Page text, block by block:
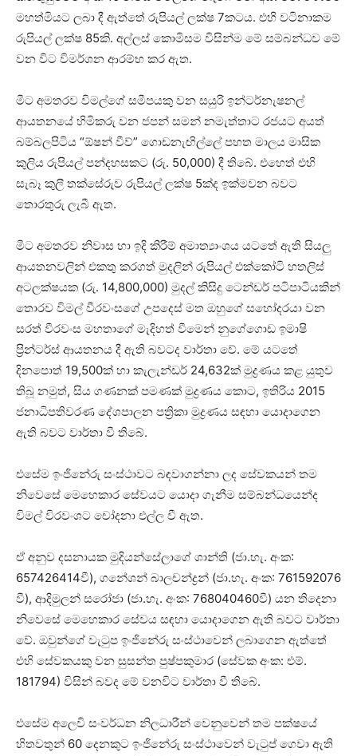
මහත්මියට ලබා දී ඇත්තේ රුපියල් ලක්ෂ 7කටය. එහි වටිනාකම
රුපියල් ලක්ෂ 85කි. අල්ලස් කොමිසම විසින්ම මේ සම්බන්ධව මේ
වන විට විමර්ශන ආරම්භ කර ඇත.
මීට අමතරව විමල්ගේ සමීපයකු වන සයුරි ඉන්ටර්නැෂනල්
ආයතනයේ හිමිකරු වන ජපන් සමන් නමැත්තාට රජයට අයත්
බම්බලපිටිය “ඕෂන් වීව්” ගොඩනැඟිල්ලේ පහත මාලය මාසික
කුලිය රුපියල් පන්දහසකට (රු. 50,000) දී තිබේ. එහෙත් එහි
සැබෑ කුලී තක්සේරුව රුපියල් ලක්ෂ 5ක්ද ඉක්මවන බවට
තොරතුරු ලැබී ඇත.
මීට අමතරව නිවාස හා ඉදි කිරීම් අමාත්‍යාංශය යටතේ ඇති සියලු
ආයතනවලින් එකතු කරගත් මුදලින් රුපියල් එක්කෝටි හතලිස්
අටලක්ෂයක (රු. 14,800,000) මුදල් කිසිදු ටෙන්ඩර් පටිපාටියකින්
තොරව විමල් වීරවංසගේ උපදෙස් මත ඔහුගේ සහෝදරයා වන
සරත් වීරවංස මහතාගේ මැදිහත් වීමෙන් නුගේගොඩ ඉමාෂි
ප්‍රින්ටර්ස් ආයතනය දී ඇති බවටද වාර්තා වේ. මේ යටතේ
දිනපොත් 19,500ක් හා කැලැන්ඩර් 24,632ක් මුද්‍රණය කළ යුතුව
තිබූ නමුත්, සිය ගණනක් පමණක් මුද්‍රණය කොට, ඉතිරිය 2015
ජනාධිපතිවරණ දේශපාලන පත්‍රිකා මුද්‍රණය සඳහා යොදාගෙන
ඇති බවට වාර්තා වී තිබේ.
එසේම ඉංජිනේරු සංස්ථාවට බඳවාගන්නා ලද සේවකයන් තම
නිවෙසේ මෙහෙකාර සේවයට යොදා ගැනීම සම්බන්ධයෙන්ද
විමල් විරවංශට චෝදනා එල්ල වී ඇත.
ඒ අනුව දසනායක මුදියන්සේලාගේ ශාන්ති (ජා.හැ. අංක:
657426414වී), ගනේශන් බාලචන්ද්‍රන් (ජා.හැ. අංක: 761592076
වී), ආදිමුලන් සරෝජා (ජා.හැ. අංක: 768040460වී) යන තිදෙනා
නිවෙසේ මෙහෙකාර සේවය සඳහා යොදාගෙන ඇති බවට වාර්තා
වේ. ඔවුන්ගේ වැටුප ඉංජිනේරු සංස්ථාවෙන් ලබාගෙන ඇත්තේ
එහි සේවකයකු වන සුසන්ත පුෂ්පකුමාර (සේවක අංක: එම්.
181794) විසින් බවද මේ වනවිට වාර්තා වී තිබේ.
එසේම අලෙවි සංවර්ධන නිලධාරීන් වෙනුවෙන් තම පක්ෂයේ
හිතවතුන් 60 දෙනකුට ඉංජිනේරු සංස්ථාවෙන් වැටුප් ගෙවා ඇති